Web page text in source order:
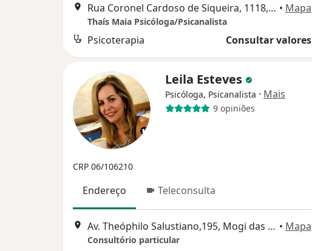
Rua Coronel Cardoso de Siqueira, 1118, Mogi das Cruzes • Mapa
Thaís Maia Psicóloga/Psicanalista
Psicoterapia Consultar valores
Leila Esteves
Psicóloga, Psicanalista · Mais
9 opiniões
CRP 06/106210
Endereço Teleconsulta
Av. Theóphilo Salustiano,195, Mogi das Cruzes • Mapa
Consultório particular